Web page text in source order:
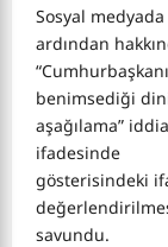
Sosyal
ardından
benimsediği
aşağılama”
ifadesinde
gösterisindeki
savundu.